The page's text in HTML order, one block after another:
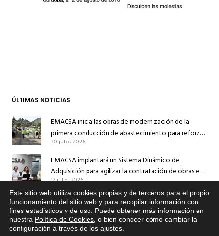
ÚLTIMAS NOTICIAS
EMACSA inicia las obras de modernización de la
primera conducción de abastecimiento para reforzar
el suministro de agua de Córdoba
30 julio, 2026
EMACSA implantará un Sistema Dinámico de
Adquisición para agilizar la contratación de obras en
sus redes e instalaciones
17 julio, 2026
EMACSA inicia hoy las obras de una nueva arteria de
abastecimiento y una red de agua no potable en
Ingeniero Ruiz de Azúa
13 julio, 2026
Este sitio web utiliza cookies propias y de terceros para el propio
funcionamiento del sitio web y para recopilar información con
fines estadísticos y de uso. Puede obtener más información en
nuestra Política de Cookies , o bien conocer cómo cambiar la
configuración a través de los ajustes
Si tiene cualquier duda sobre
EMACSA, haga click abajo.